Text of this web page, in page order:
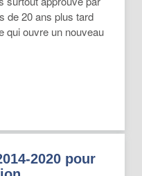
de 20 ans plus tard
qui ouvre un nouveau
2020 pour